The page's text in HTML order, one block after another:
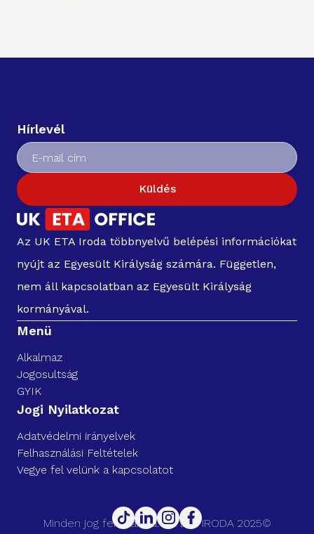
Hírlevél
Küldés
Az UK ETA Iroda többnyelvű belépési információkat
nyújt az Egyesült Királyság számára. Független,
nem áll kapcsolatban az Egyesült Királyság
kormányával.
Menü
Alkalmaz
Jogosultság
GYIK
Jogi Nyilatkozat
Adatvédelmi irányelvek
Felhasználási Feltételek
Vegye fel velünk a kapcsolatot
Minden jog fenntartva. UK ETA IRODA 2025©